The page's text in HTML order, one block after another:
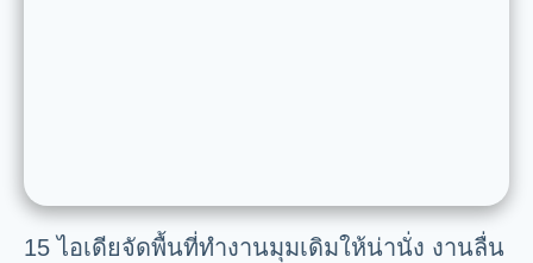
15 ไอเดียจัดพื้นที่ทำงานมุมเดิมให้น่านั่ง งานลื่น